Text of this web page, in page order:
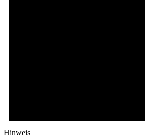
Hinweis